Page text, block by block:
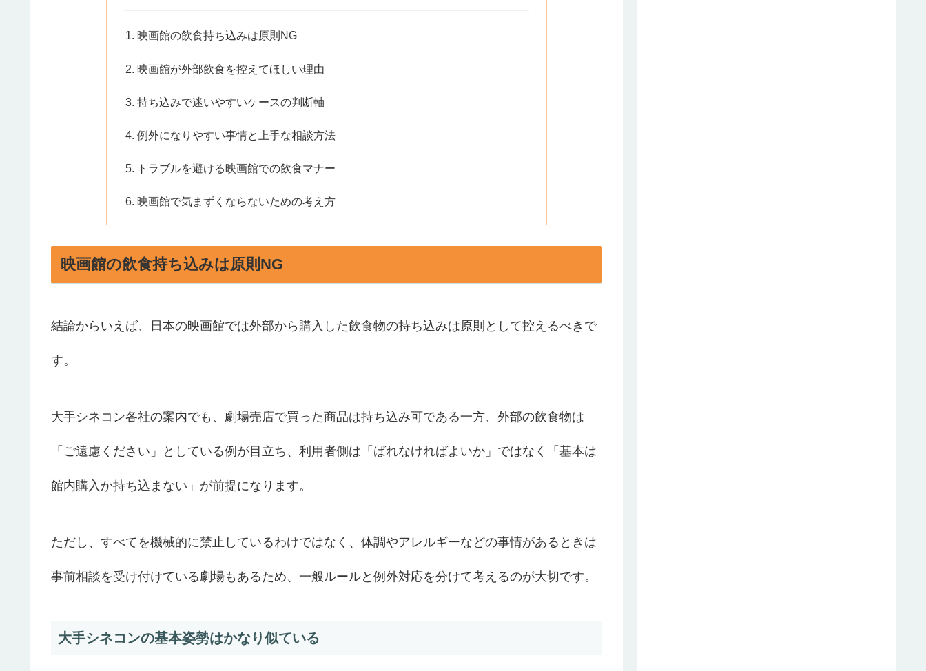
映画館の飲食持ち込みは原則NG
映画館が外部飲食を控えてほしい理由
持ち込みで迷いやすいケースの判断軸
例外になりやすい事情と上手な相談方法
トラブルを避ける映画館での飲食マナー
映画館で気まずくならないための考え方
映画館の飲食持ち込みは原則NG
結論からいえば、日本の映画館では外部から購入した飲食物の持ち込みは原則として控えるべきで
す。
大手シネコン各社の案内でも、劇場売店で買った商品は持ち込み可である一方、外部の飲食物は
「ご遠慮ください」としている例が目立ち、利用者側は「ばれなければよいか」ではなく「基本は
館内購入か持ち込まない」が前提になります。
ただし、すべてを機械的に禁止しているわけではなく、体調やアレルギーなどの事情があるときは
事前相談を受け付けている劇場もあるため、一般ルールと例外対応を分けて考えるのが大切です。
大手シネコンの基本姿勢はかなり似ている